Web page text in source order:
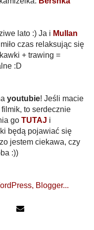
lato :) Ja i Mullan
czas relaksując się
+ trawing =
:D
youtubie! Jeśli macie
to serdecznie
go TUTAJ i
będą pojawiać się
jestem ciekawa, czy
:))